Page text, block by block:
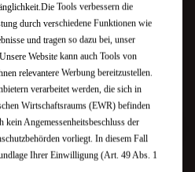
Innenraum, gefertigt aus
das Interieur der N°4
Details wie die Clous
das exklusive
anpassbare
für eine einladende
auf Ihre Persönlichkeit
Tools verbessern die
durch verschiedene Funktionen wie
und tragen so dazu bei, unser
Website kann auch Tools von
relevantere Werbung bereitzustellen.
verarbeitet werden, die sich in
Wirtschaftsraums (EWR) befinden
Angemessenheitsbeschluss der
vorliegt. In diesem Fall
Ihrer Einwilligung (Art. 49 Abs. 1